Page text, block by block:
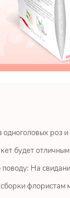
одноголовых роз
будет
На
флористам